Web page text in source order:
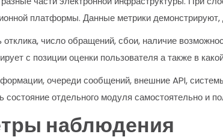
платформы. Данные метрики демонстрируют,
число обращений, сбои, наличие
с позиции оценки пользователя а также в
очереди сообщений, внешние API,
отдельного модуля самостоятельно и
наблюдения